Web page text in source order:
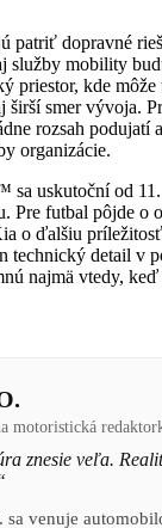
patriť dopravné
služby mobility
priestor, kde
širší smer vývoja.
rozsah podujatí
organizácie.
uskutoční od
Pre futbal pôjde o
o ďalšiu
technický detail v
najmä vtedy,
motoristická
znesie veľa.
sa venuje